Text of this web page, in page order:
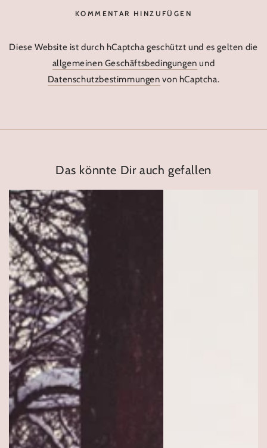
KOMMENTAR HINZUFÜGEN
Diese Website ist durch hCaptcha geschützt und es gelten die
allgemeinen Geschäftsbedingungen und
Datenschutzbestimmungen von hCaptcha.
Das könnte Dir auch gefallen